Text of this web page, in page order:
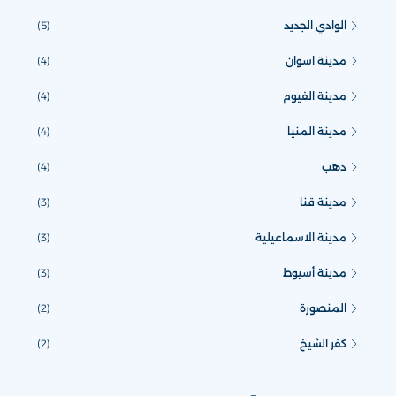
الوادي الجديد (5)
مدينة اسوان (4)
مدينة الفيوم (4)
مدينة المنيا (4)
دهب (4)
مدينة قنا (3)
مدينة الاسماعيلية (3)
مدينة أسيوط (3)
المنصورة (2)
كفر الشيخ (2)